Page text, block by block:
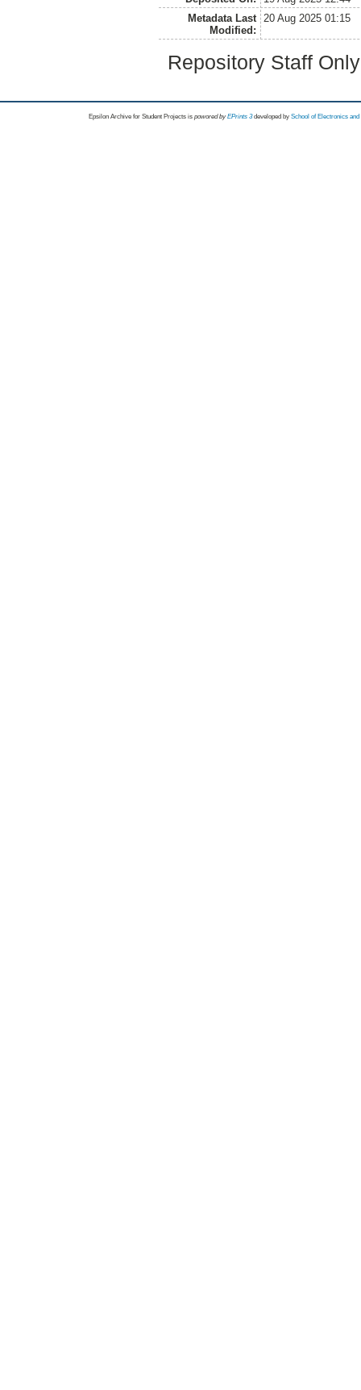
Metadata Last
Modified:
20 Aug 2025 01:15
Repository Staff
Epsilon Archive for Student Projects is powored byEPrints 3 developed by School of Electronics